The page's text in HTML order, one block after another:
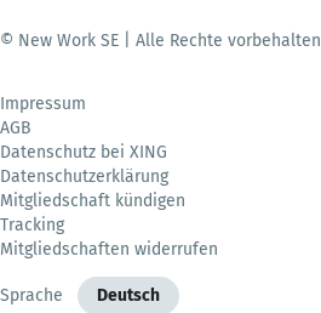
© New Work SE | Alle Rechte vorbehalten
Impressum
AGB
Datenschutz bei XING
Datenschutzerklärung
Mitgliedschaft kündigen
Tracking
Mitgliedschaften widerrufen
Sprache Deutsch